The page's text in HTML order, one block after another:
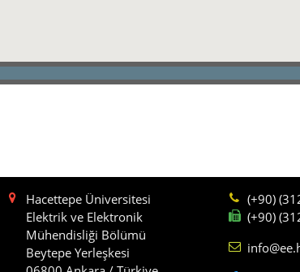
Hacettepe Üniversitesi
Elektrik ve Elektronik
Mühendisliği Bölümü
Beytepe Yerleşkesi
(+90)
(+90)